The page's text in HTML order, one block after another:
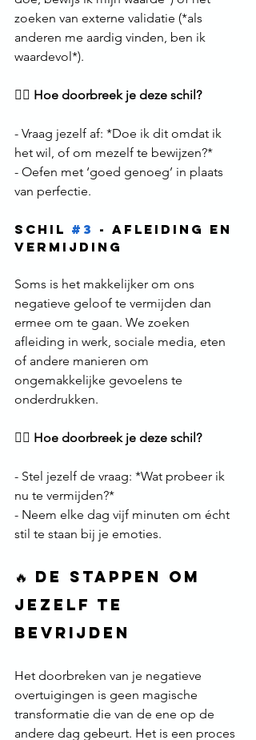
zoeken van externe validatie (*als
anderen me aardig vinden, ben ik
waardevol*).
🙅‍♀️ Hoe doorbreek je deze schil?
- Vraag jezelf af: *Doe ik dit omdat ik
het wil, of om mezelf te bewijzen?*
- Oefen met ‘goed genoeg’ in plaats
van perfectie.
Schil #3 - Afleiding en
Vermijding
Soms is het makkelijker om ons
negatieve geloof te vermijden dan
ermee om te gaan. We zoeken
afleiding in werk, sociale media, eten
of andere manieren om
ongemakkelijke gevoelens te
onderdrukken.
🙅‍♂️ Hoe doorbreek je deze schil?
- Stel jezelf de vraag: *Wat probeer ik
nu te vermijden?*
- Neem elke dag vijf minuten om écht
stil te staan bij je emoties.
🔥 De Stappen om
Jezelf te
Bevrijden
Het doorbreken van je negatieve
overtuigingen is geen magische
transformatie die van de ene op de
andere dag gebeurt. Het is een proces